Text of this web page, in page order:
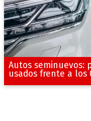
Autos seminuevos:
usados frente a los